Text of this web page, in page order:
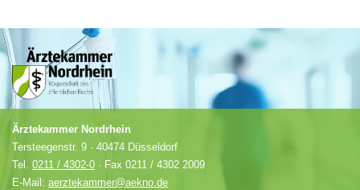
Ärztekammer Nordrhein
Tersteegenstr. 9 · 40474 Düsseldorf
Tel. 0211 / 4302-0 · Fax 0211 / 4302 2009
E-Mail: aerztekammer@aekno.de